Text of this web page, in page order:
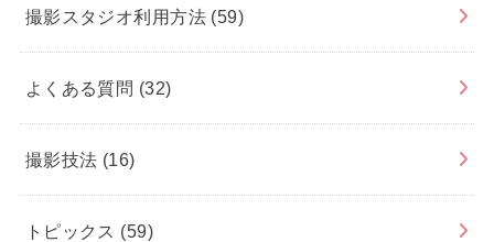
撮影スタジオ利用方法 (59)
よくある質問 (32)
撮影技法 (16)
トピックス (59)